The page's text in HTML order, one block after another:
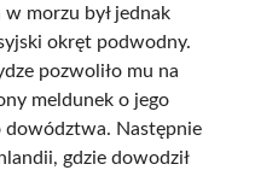
morzu był jednak
okręt podwodny.
pozwoliło mu na
meldunek o jego
dowództwa. Następnie
gdzie dowodził